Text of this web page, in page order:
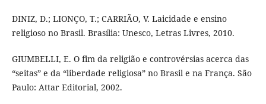
DINIZ, D.; LIONÇO, T.; CARRIÃO, V. Laicidade e ensino
religioso no Brasil. Brasília: Unesco, Letras Livres, 2010.
GIUMBELLI, E. O fim da religião e controvérsias acerca das
“seitas” e da “liberdade religiosa” no Brasil e na França. São
Paulo: Attar Editorial, 2002.